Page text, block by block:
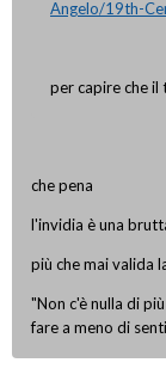
Angelo/19th-
per capire che
che pena
l'invidia è una
più che mai valida
"Non c'è nulla di
fare a meno di